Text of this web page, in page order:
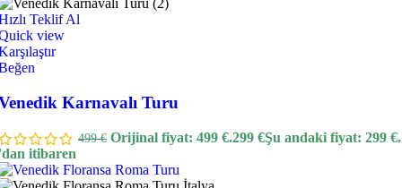
Teklif Al
view
Karnavalı Turu
499€ Orijinal fiyat: 499 €.299 €Şu andaki fiyat: 299 €.
itibaren